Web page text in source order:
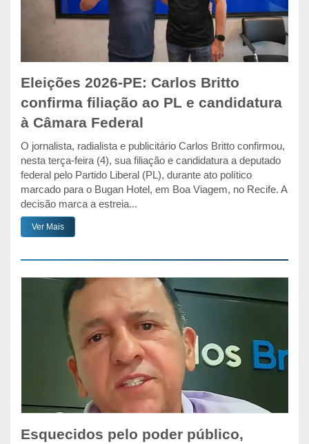
Eleições 2026-PE: Carlos Britto
confirma filiação ao PL e candidatura
à Câmara Federal
O jornalista, radialista e publicitário Carlos Britto confirmou,
nesta terça-feira (4), sua filiação e candidatura a deputado
federal pelo Partido Liberal (PL), durante ato político
marcado para o Bugan Hotel, em Boa Viagem, no Recife. A
decisão marca a estreia...
Ver Mais
Esquecidos pelo poder público,